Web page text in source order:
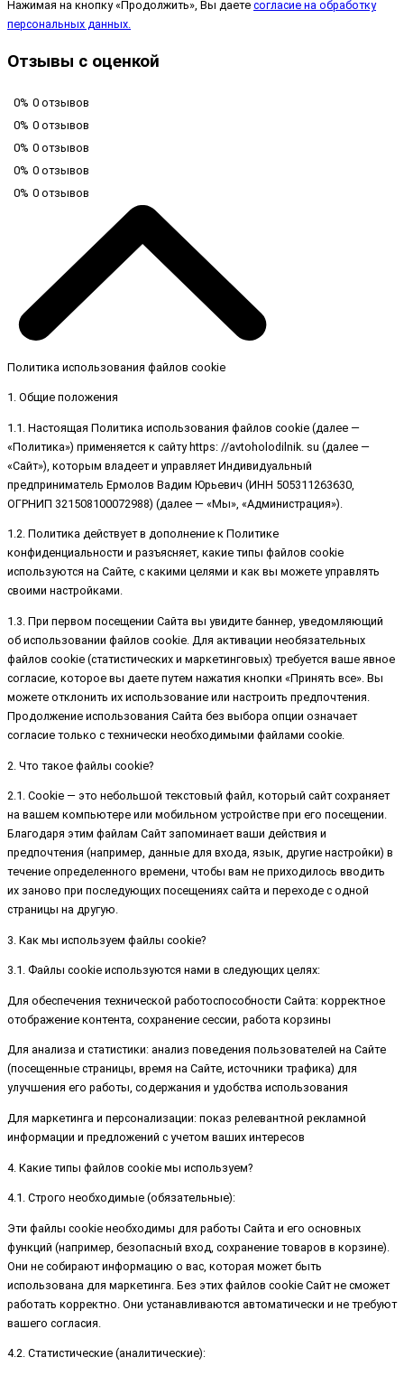
Нажимая на кнопку «Продолжить», Вы даете согласие на обработку
персональных данных.
Отзывы с оценкой
0% 0 отзывов
0% 0 отзывов
0% 0 отзывов
0% 0 отзывов
0% 0 отзывов
Политика использования файлов cookie
1. Общие положения
1.1. Настоящая Политика использования файлов cookie (далее —
«Политика») применяется к сайту https: //avtoholodilnik. su (далее —
«Сайт»), которым владеет и управляет Индивидуальный
предприниматель Ермолов Вадим Юрьевич (ИНН 505311263630,
ОГРНИП 321508100072988) (далее — «Мы», «Администрация»).
1.2. Политика действует в дополнение к Политике
конфиденциальности и разъясняет, какие типы файлов cookie
используются на Сайте, с какими целями и как вы можете управлять
своими настройками.
1.3. При первом посещении Сайта вы увидите баннер, уведомляющий
об использовании файлов cookie. Для активации необязательных
файлов cookie (статистических и маркетинговых) требуется ваше явное
согласие, которое вы даете путем нажатия кнопки «Принять все». Вы
можете отклонить их использование или настроить предпочтения.
Продолжение использования Сайта без выбора опции означает
согласие только с технически необходимыми файлами cookie.
2. Что такое файлы cookie?
2.1. Cookie — это небольшой текстовый файл, который сайт сохраняет
на вашем компьютере или мобильном устройстве при его посещении.
Благодаря этим файлам Сайт запоминает ваши действия и
предпочтения (например, данные для входа, язык, другие настройки) в
течение определенного времени, чтобы вам не приходилось вводить
их заново при последующих посещениях сайта и переходе с одной
страницы на другую.
3. Как мы используем файлы cookie?
3.1. Файлы cookie используются нами в следующих целях:
Для обеспечения технической работоспособности Сайта: корректное
отображение контента, сохранение сессии, работа корзины
Для анализа и статистики: анализ поведения пользователей на Сайте
(посещенные страницы, время на Сайте, источники трафика) для
улучшения его работы, содержания и удобства использования
Для маркетинга и персонализации: показ релевантной рекламной
информации и предложений с учетом ваших интересов
4. Какие типы файлов cookie мы используем?
4.1. Строго необходимые (обязательные):
Эти файлы cookie необходимы для работы Сайта и его основных
функций (например, безопасный вход, сохранение товаров в корзине).
Они не собирают информацию о вас, которая может быть
использована для маркетинга. Без этих файлов cookie Сайт не сможет
работать корректно. Они устанавливаются автоматически и не требуют
вашего согласия.
4.2. Статистические (аналитические):